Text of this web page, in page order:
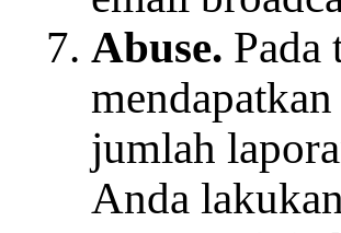
Abuse. Pada
jumlah
Anda